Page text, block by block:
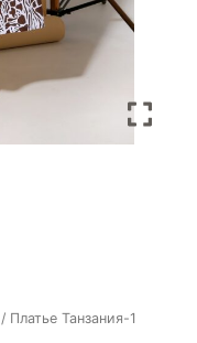
/ Платье Танзания-1